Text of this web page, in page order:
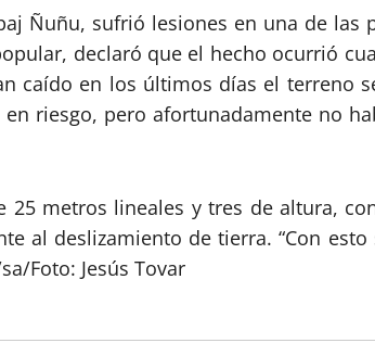
Ñuñu, sufrió lesiones en una de las
declaró que el hecho ocurrió
caído en los últimos días el terreno
riesgo, pero afortunadamente no
metros lineales y tres de altura,
al deslizamiento de tierra. “Con
Foto: Jesús Tovar